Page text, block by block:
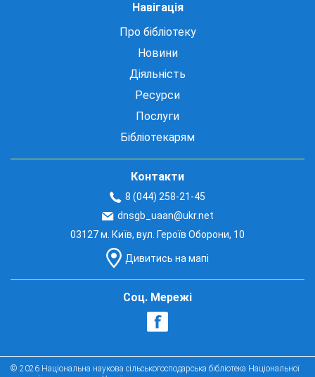
Навігація
Про бібліотеку
Новини
Діяльність
Ресурси
Послуги
Бібліотекарям
Контакти
8 (044) 258-21-45
dnsgb_uaan@ukr.net
03127 м. Київ, вул. Героїв Оборони, 10
Дивитись на мапі
Соц. Мережі
© 2026 Національна наукова сільськогосподарська бібліотека Національної